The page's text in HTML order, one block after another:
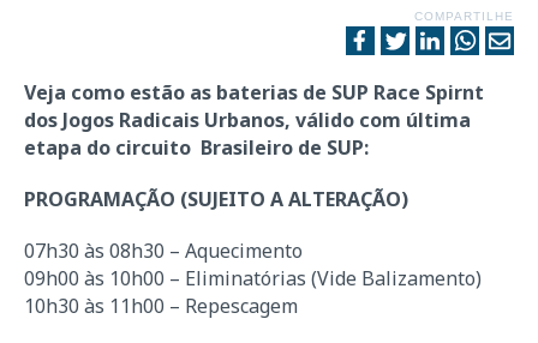
COMPARTILHE
Veja como estão as baterias de SUP Race Spirnt
dos Jogos Radicais Urbanos, válido com última
etapa do circuito Brasileiro de SUP:
PROGRAMAÇÃO (SUJEITO A ALTERAÇÃO)
07h30 às 08h30 – Aquecimento
09h00 às 10h00 – Eliminatórias (Vide Balizamento)
10h30 às 11h00 – Repescagem